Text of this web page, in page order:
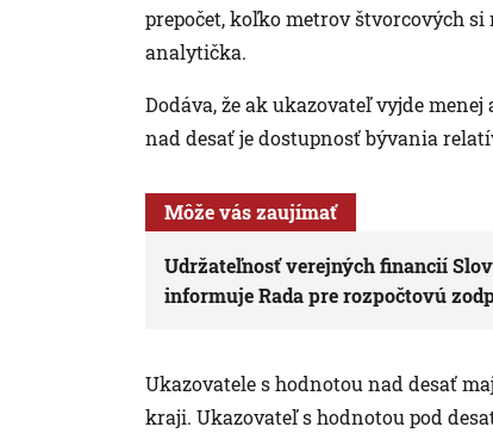
prepočet, koľko metrov štvorcových
analytička.
Dodáva, že ak ukazovateľ vyjde
nad desať je dostupnosť bývania
Môže vás zaujímať
Udržateľnosť verejných financií
informuje Rada pre rozpočtovú
Ukazovatele s hodnotou nad desať
kraji. Ukazovateľ s hodnotou pod